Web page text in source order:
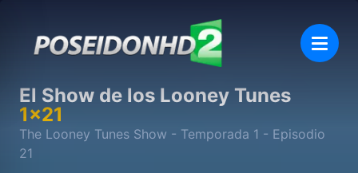
El Show de los Looney Tunes
1x21
The Looney Tunes Show - Temporada 1 - Episodio
21